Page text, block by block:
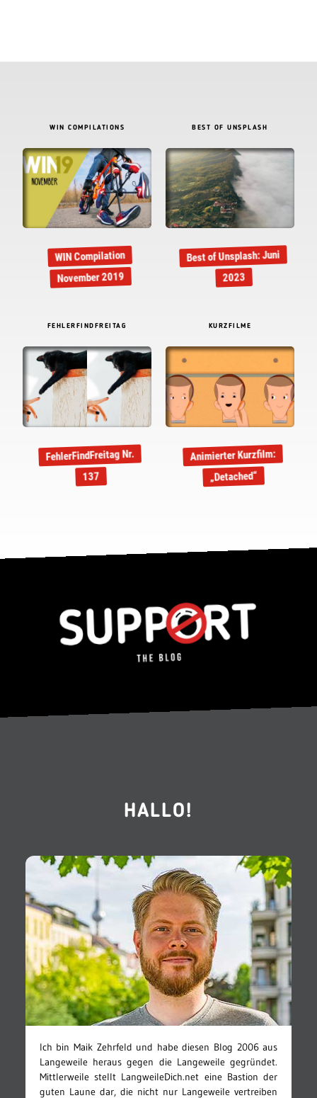
WIN COMPILATIONS
WIN Compilation
November 2019
BEST OF UNSPLASH
Best of Unsplash: Juni
2023
FEHLERFINDFREITAG
FehlerFindFreitag Nr.
137
KURZFILME
Animierter Kurzfilm:
„Detached“
HALLO!
Ich bin Maik Zehrfeld und habe diesen Blog 2006 aus
Langeweile heraus gegen die Langeweile gegründet.
Mittlerweile stellt LangweileDich.net eine Bastion der
guten Laune dar, die nicht nur Langeweile vertreiben